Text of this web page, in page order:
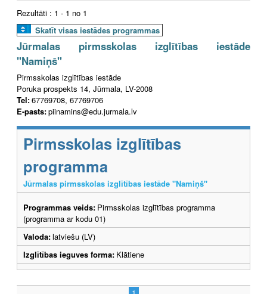
Rezultāti : 1 - 1 no 1
Skatīt visas iestādes programmas
Jūrmalas pirmsskolas izglītības iestāde
"Namiņš"
Pirmsskolas izglītības iestāde
Poruka prospekts 14, Jūrmala, LV-2008
Tel:67769708, 67769706
E-pasts:piinamins@edu.jurmala.lv
Pirmsskolas izglītības
programma
Jūrmalas pirmsskolas izglītības iestāde "Namiņš"
Programmas veids: Pirmsskolas izglītības programma
(programma ar kodu 01)
Valoda:latviešu (LV)
Izglītības ieguves forma: Klātiene